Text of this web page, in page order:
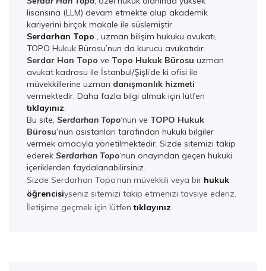
lisansına (LLM) devam etmekte olup akademik
kariyerini birçok makale ile süslemiştir.
Serdarhan Topo , uzman bilişim hukuku avukatı,
TOPO Hukuk Bürosu’nun da kurucu avukatıdır.
Serdar Han Topo ve Topo Hukuk Bürosu uzman
avukat kadrosu ile İstanbul/Şişli’de ki ofisi ile
müvekkillerine uzman danışmanlık hizmeti
vermektedir. Daha fazla bilgi almak için lütfen
tıklayınız.
Bu site, Serdarhan Topo‘nun ve TOPO Hukuk
Bürosu’nun asistanları tarafından hukuki bilgiler
vermek amacıyla yönetilmektedir. Sizde sitemizi takip
ederek Serdarhan Topo‘nun onayından geçen hukuki
içeriklerden faydalanabilirsiniz.
Sizde Serdarhan Topo’nun müvekkili veya bir hukuk
öğrencisiyseniz sitemizi takip etmenizi tavsiye ederiz.
İletişime geçmek için lütfentıklayınız.